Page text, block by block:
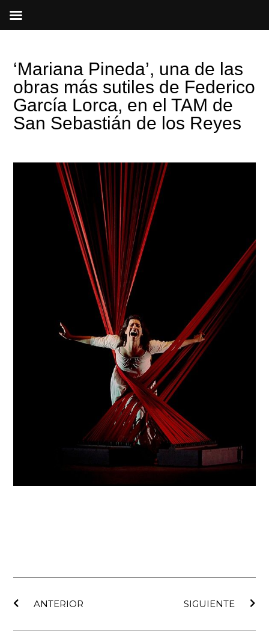
‘Mariana Pineda’, una de las
obras más sutiles de Federico
García Lorca, en el TAM de
San Sebastián de los Reyes
ANTERIOR
SIGUIENTE